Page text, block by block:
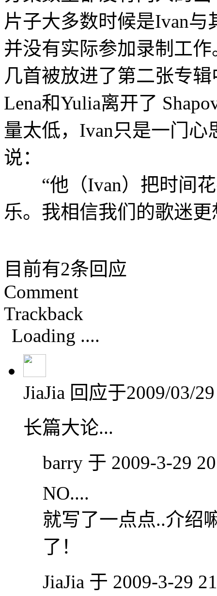
片子大多数时候是Ivan与
并没有实际参加录制工
几首被放进了第二张专
Lena和Yulia离开了
量太低，Ivan只是一门
说：
“他（Ivan）把时间花
乐。我相信我们的歌迷更
目前有2条回应
Comment
Trackback
Loading ....
JiaJia 回应于2009/03/
长篇大论...
barry 于 2009-3-29
NO....
就写了一点点..介绍
了！
JiaJia 于 2009-3-29